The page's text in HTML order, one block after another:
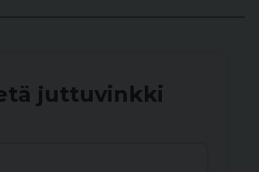
juttuvinkki